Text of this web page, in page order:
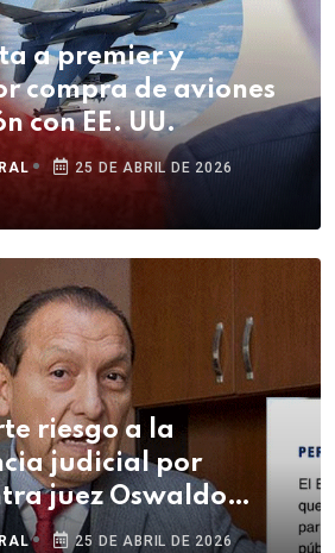
a premier y
compra de aviones
con EE. UU.
25 DE ABRIL DE 2026
riesgo a la
judicial por
juez Oswaldo
25 DE ABRIL DE 2026